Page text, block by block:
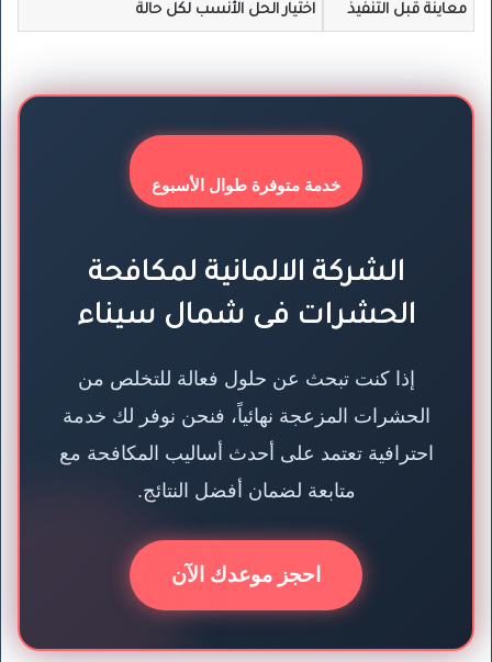
معاينة قبل التنفيذ اختيار الحل الأنسب لكل حالة
خدمة متوفرة طوال الأسبوع
الشركة الالمانية لمكافحة
الحشرات فى شمال سيناء
إذا كنت تبحث عن حلول فعالة للتخلص من
الحشرات المزعجة نهائياً، فنحن نوفر لك خدمة
احترافية تعتمد على أحدث أساليب المكافحة مع
متابعة لضمان أفضل النتائج.
احجز موعدك الآن